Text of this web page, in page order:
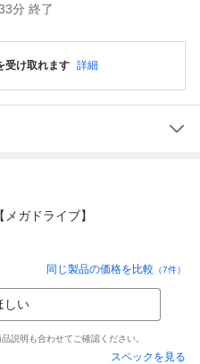
分 終了
受け取れます 詳細
ガドライブ】
同じ製品の価格を比較 （7件）
しい
説明も合わせてご確認ください。
スペックを見る